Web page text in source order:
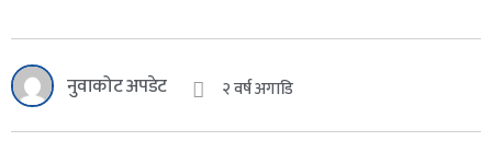
नुवाकोट अपडेट २ वर्ष अगाडि